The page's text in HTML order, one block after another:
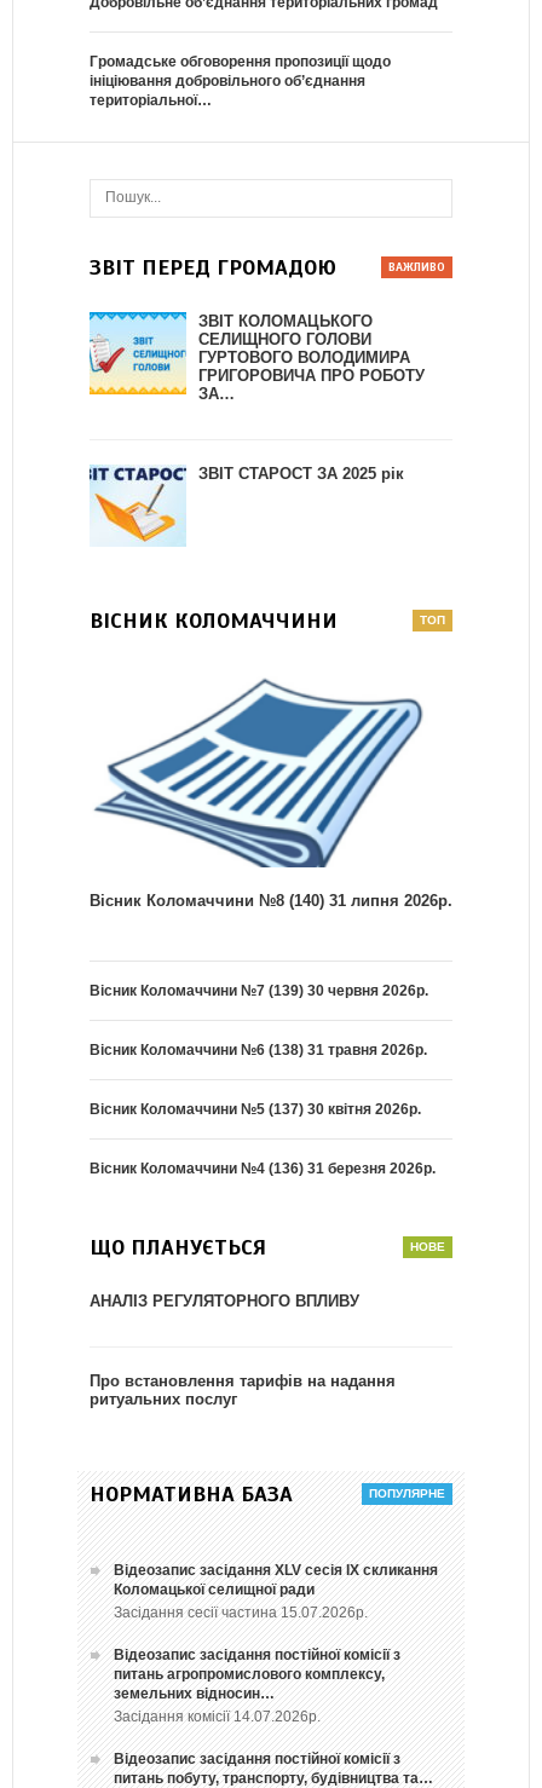
Громадське обговорення пропозиції щодо
ініціювання добровільного об’єднання
територіальної…
ЗВІТ ПЕРЕД ГРОМАДОЮ
ЗВІТ КОЛОМАЦЬКОГО
СЕЛИЩНОГО ГОЛОВИ
ГУРТОВОГО ВОЛОДИМИРА
ГРИГОРОВИЧА ПРО РОБОТУ
ЗА…
ЗВІТ СТАРОСТ ЗА 2025 рік
ВІСНИК КОЛОМАЧЧИНИ
Вісник Коломаччини №8 (140) 31 липня 2026р.
Вісник Коломаччини №7 (139) 30 червня 2026р.
Вісник Коломаччини №6 (138) 31 травня 2026р.
Вісник Коломаччини №5 (137) 30 квітня 2026р.
Вісник Коломаччини №4 (136) 31 березня 2026р.
ЩО ПЛАНУЄТЬСЯ
АНАЛІЗ РЕГУЛЯТОРНОГО ВПЛИВУ
Про встановлення тарифів на надання
ритуальних послуг
НОРМАТИВНА БАЗА
Відеозапис засідання ХLV сесія ІХ скликання
Коломацької селищної ради
Засідання сесії частина 15.07.2026р.
Відеозапис засідання постійної комісії з
питань агропромислового комплексу,
земельних відносин…
Засідання комісії 14.07.2026р.
Відеозапис засідання постійної комісії з
питань побуту, транспорту, будівництва та…